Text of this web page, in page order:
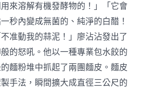
來溶解有機發酵物的！」「它會
秒內變成無菌的、純淨的白醋！
准動我的蒜泥！」廖沾沾發出了
的怒吼。他以一種專業包水餃的
麵粉堆中抓起了兩團麵皮。麵皮
手法，瞬間擴大成直徑三公尺的